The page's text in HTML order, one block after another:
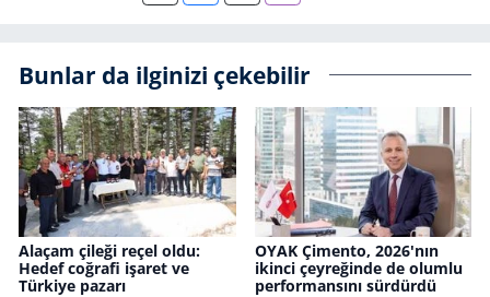
Bunlar da ilginizi çekebilir
Alaçam çileği reçel oldu:
Hedef coğrafi işaret ve
Türkiye pazarı
OYAK Çimento, 2026'nın
ikinci çeyreğinde de olumlu
performansını sürdürdü